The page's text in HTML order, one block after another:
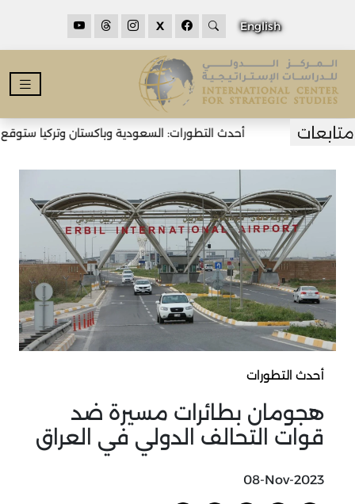
English
X
أحدث التطورات: السعودية وباكستان وتركيا ستوقع
أحدث التطورات
هجومان بطائرات مسيرة ضد
قوات التحالف الدولي في العراق
08-Nov-2023